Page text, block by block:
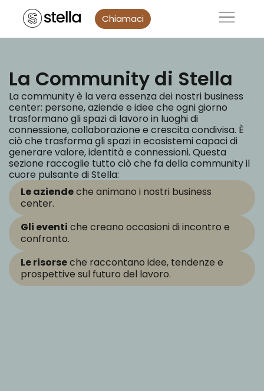
Chiamaci
La Community di Stella
La community è la vera essenza dei nostri business
center: persone, aziende e idee che ogni giorno
trasformano gli spazi di lavoro in luoghi di
connessione, collaborazione e crescita condivisa. È
ciò che trasforma gli spazi in ecosistemi capaci di
generare valore, identità e connessioni. Questa
sezione raccoglie tutto ciò che fa della community il
cuore pulsante di Stella:
Le aziendeche animano i nostri business
center.
Gli eventi che creano occasioni di incontro e
confronto.
Le risorseche raccontano idee, tendenze e
prospettive sul futuro del lavoro.